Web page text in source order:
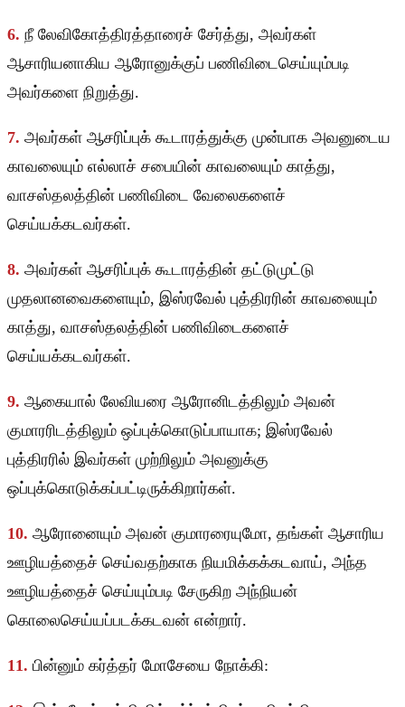
6. நீ லேவிகோத்திரத்தாரைச் சேர்த்து, அவர்கள்
ஆசாரியனாகிய ஆரோனுக்குப் பணிவிடைசெய்யும்படி
அவர்களை நிறுத்து.
7. அவர்கள் ஆசரிப்புக் கூடாரத்துக்கு முன்பாக அவனுடைய
காவலையும் எல்லாச் சபையின் காவலையும் காத்து,
வாசஸ்தலத்தின் பணிவிடை வேலைகளைச்
செய்யக்கடவர்கள்.
8. அவர்கள் ஆசரிப்புக் கூடாரத்தின் தட்டுமுட்டு
முதலானவைகளையும், இஸ்ரவேல் புத்திரரின் காவலையும்
காத்து, வாசஸ்தலத்தின் பணிவிடைகளைச்
செய்யக்கடவர்கள்.
9. ஆகையால் லேவியரை ஆரோனிடத்திலும் அவன்
குமாரரிடத்திலும் ஒப்புக்கொடுப்பாயாக; இஸ்ரவேல்
புத்திரரில் இவர்கள் முற்றிலும் அவனுக்கு
ஒப்புக்கொடுக்கப்பட்டிருக்கிறார்கள்.
10. ஆரோனையும் அவன் குமாரரையுமோ, தங்கள் ஆசாரிய
ஊழியத்தைச் செய்வதற்காக நியமிக்கக்கடவாய், அந்த
ஊழியத்தைச் செய்யும்படி சேருகிற அந்நியன்
கொலைசெய்யப்படக்கடவன் என்றார்.
11. பின்னும் கர்த்தர் மோசேயை நோக்கி: